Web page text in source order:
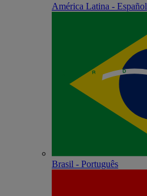
América Latina - Español
Brasil - Português